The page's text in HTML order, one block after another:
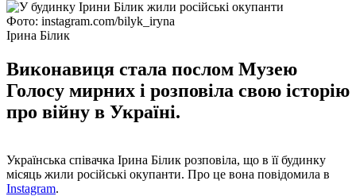
Фото: instagram.com/bilyk_iryna
Ірина Білик
Виконавиця стала послом Музею
Голосу мирних і розповіла свою історію
про війну в Україні.
Українська співачка Ірина Білик розповіла, що в її будинку
місяць жили російські окупанти. Про це вона повідомила в
Instagram.